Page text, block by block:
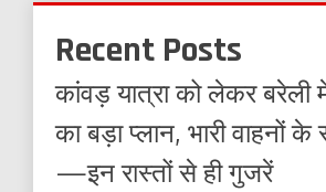
Recent Posts
कांवड़ यात्रा को लेकर बरेली
का बड़ा प्लान, भारी वाहनों
—इन रास्तों से ही गुजरें